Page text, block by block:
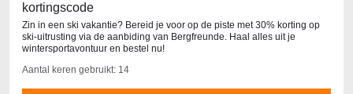
kortingscode
Zin in een ski vakantie? Bereid je voor op de piste met 30% korting op
ski-uitrusting via de aanbiding van Bergfreunde. Haal alles uit je
wintersportavontuur en bestel nu!
Aantal keren gebruikt: 14